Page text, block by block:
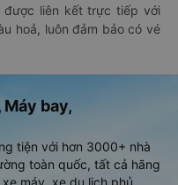
được liên kết trực tiếp với
hoả, luôn đảm bảo có vé
bay,
tiện với hơn 3000+ nhà
toàn quốc, tất cả hãng
máy, xe du lịch phủ